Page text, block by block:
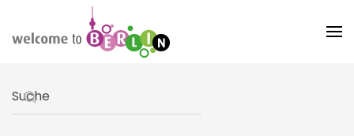
Skip to main content